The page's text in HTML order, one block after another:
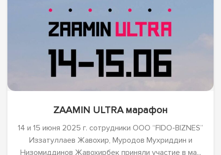
ZAAMIN ULTRA марафон
14 и 15 июня 2025 г. сотрудники ООО “FIDO-BIZNES”
Иззатуллаев Жавохир, Муродов Мухриддин и
Низомиддинов Жавохирбек приняли участие в ма...